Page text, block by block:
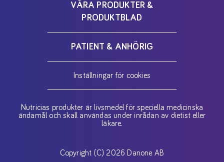
VÅRA PRODUKTER &
PRODUKTBLAD
PATIENT & ANHÖRIG
Inställningar för cookies
Nutricias produkter är livsmedel för speciella medicinska
ändamål och skall användas under inrådan av dietist eller
läkare.
Copyright (C) 2026 Danone AB